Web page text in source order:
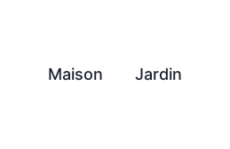
Maison Jardin